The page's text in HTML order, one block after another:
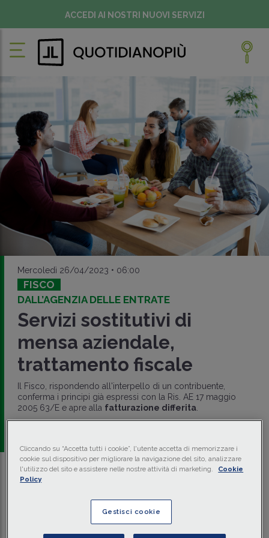
ACCEDI AI NOSTRI NUOVI SERVIZI
Mercoledì 26/04/2023 • 06:00
FISCO
DALL’AGENZIA DELLE ENTRATE
Servizi sostitutivi di
mensa aziendale,
trattamento fiscale
Il Fisco, rispondendo all'interpello di un contribuente,
conferma i principi già espressi con la Ris. AE 17 maggio
2005 63/E e apre alla fatturazione differita.
Traduci con IA
3 min.
In sede di risposta a interpello, l'Agenzia delle Entrate
Cliccando su “Accetta tutti i cookie”, l'utente accetta di memorizzare i
cookie sul dispositivo per migliorare la navigazione del sito, analizzare
l'utilizzo del sito e assistere nelle nostre attività di marketing.
Cookie
Policy
Gestisci cookie